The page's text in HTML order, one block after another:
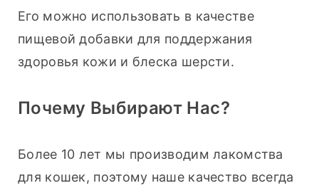
Его можно использовать в качестве
пищевой добавки для поддержания
здоровья кожи и блеска шерсти.
Почему Выбирают Нас?
Более 10 лет мы производим лакомства
для кошек, поэтому наше качество всегда